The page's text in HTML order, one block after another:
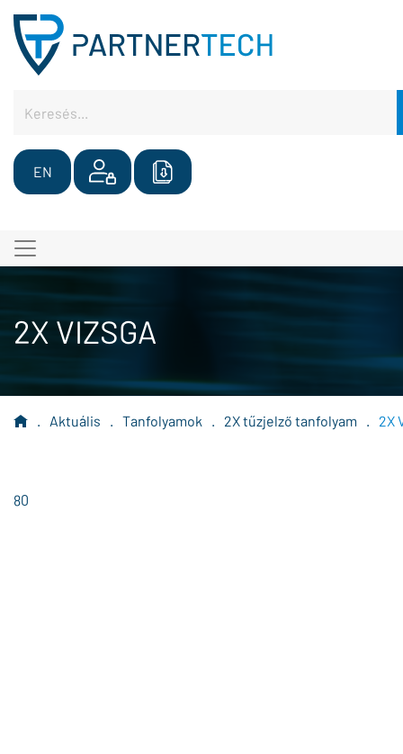
EN
2X VIZSGA
. Aktuális . Tanfolyamok . 2X tűzjelző tanfolyam . 2X
80